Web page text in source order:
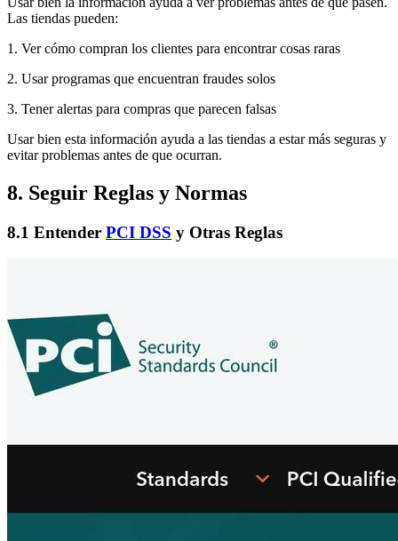
Las tiendas pueden:
1. Ver cómo compran los clientes para encontrar cosas raras
2. Usar programas que encuentran fraudes solos
3. Tener alertas para compras que parecen falsas
Usar bien esta información ayuda a las tiendas a estar más seguras y
evitar problemas antes de que ocurran.
8. Seguir Reglas y Normas
8.1 Entender PCI DSS y Otras Reglas